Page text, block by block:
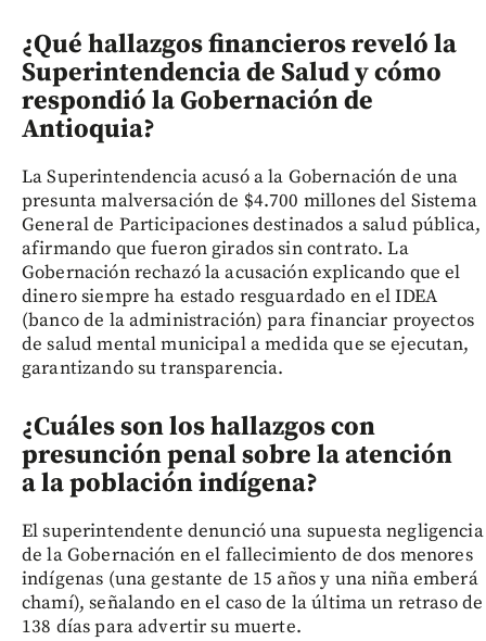
¿Qué hallazgos financieros reveló la
Superintendencia de Salud y cómo
respondió la Gobernación de
Antioquia?
La Superintendencia acusó a la Gobernación de una
presunta malversación de $4.700 millones del Sistema
General de Participaciones destinados a salud pública,
afirmando que fueron girados sin contrato. La
Gobernación rechazó la acusación explicando que el
dinero siempre ha estado resguardado en el IDEA
(banco de la administración) para financiar proyectos
de salud mental municipal a medida que se ejecutan,
garantizando su transparencia.
¿Cuáles son los hallazgos con
presunción penal sobre la atención
a la población indígena?
El superintendente denunció una supuesta negligencia
de la Gobernación en el fallecimiento de dos menores
indígenas (una gestante de 15 años y una niña emberá
chamí), señalando en el caso de la última un retraso de
138 días para advertir su muerte.